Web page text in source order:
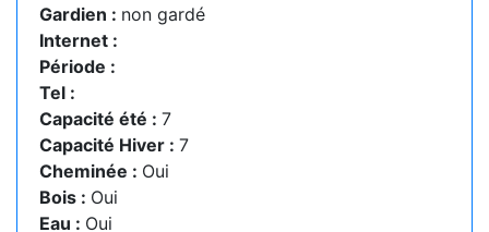
Gardien : non gardé
Internet :
Période :
Tel :
Capacité été : 7
Capacité Hiver : 7
Cheminée : Oui
Bois : Oui
Eau : Oui